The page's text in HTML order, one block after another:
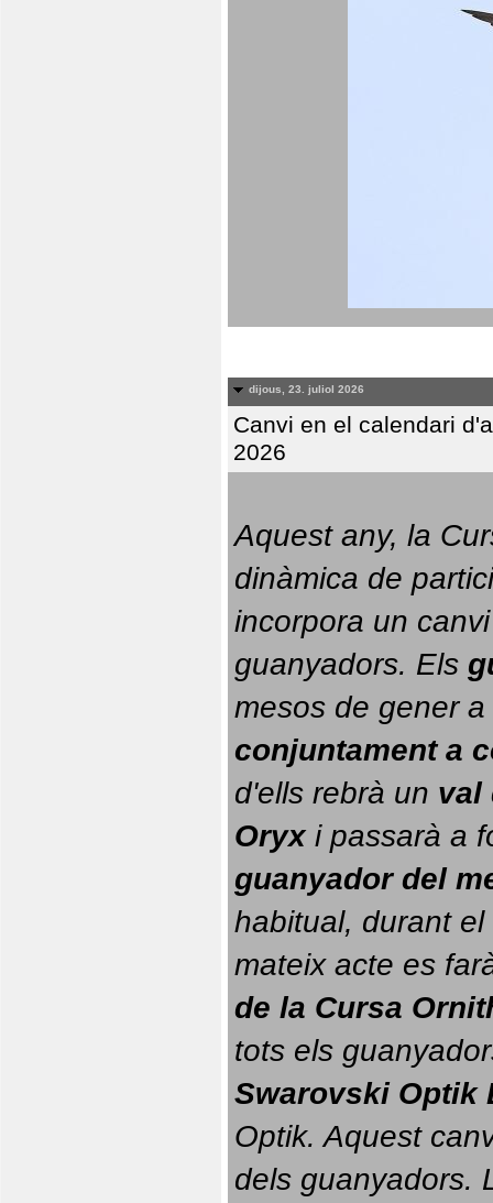
dijous, 23. juliol 2026
Canvi en el calendari
2026
Aquest any, la
dinàmica de
incorpora un
guanyadors. Els
conjuntament a
d'ells rebrà un val
Oryx i passarà a
guanyador del
habitual, durant el
mateix acte es
de la Cursa
tots els
Swarovski Optik
Optik. Aquest
dels guanyadors.